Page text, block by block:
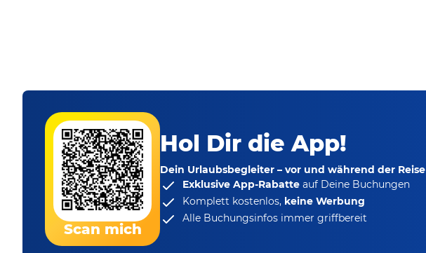
Scan mich
Hol Dir die App!
Dein Urlaubsbegleiter – vor und während der Reise
Exklusive App-Rabatte auf Deine Buchungen
Komplett kostenlos, keine Werbung
Alle Buchungsinfos immer griffbereit